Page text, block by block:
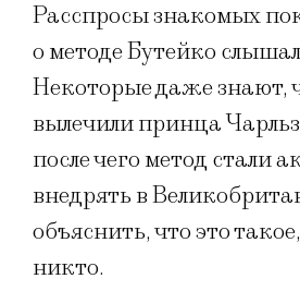
Расспросы знакомых
о методе Бутейко
Некоторые даже знают,
вылечили принца
после чего метод стали
внедрять в
объяснить, что это
никто.